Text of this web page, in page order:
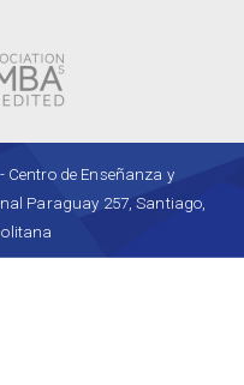
- Centro de Enseñanza y
Paraguay 257, Santiago,